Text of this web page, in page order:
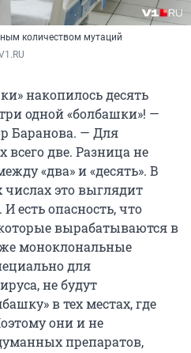
количеством мутаций
накопилось десять
одной «болбашки»! —
Баранова. — Для
всего две. Разница не
«два» и «десять». В
числах это выглядит
есть опасность, что
вырабатываются в
моноклональные
для
не будут
в тех местах, где
они и не
препаратов,